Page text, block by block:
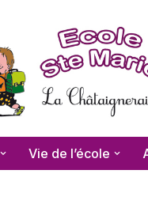
Vie de l’école